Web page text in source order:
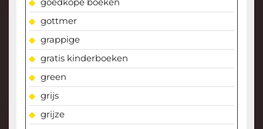
goedkope boeken
gottmer
grappige
gratis kinderboeken
green
grijs
grijze